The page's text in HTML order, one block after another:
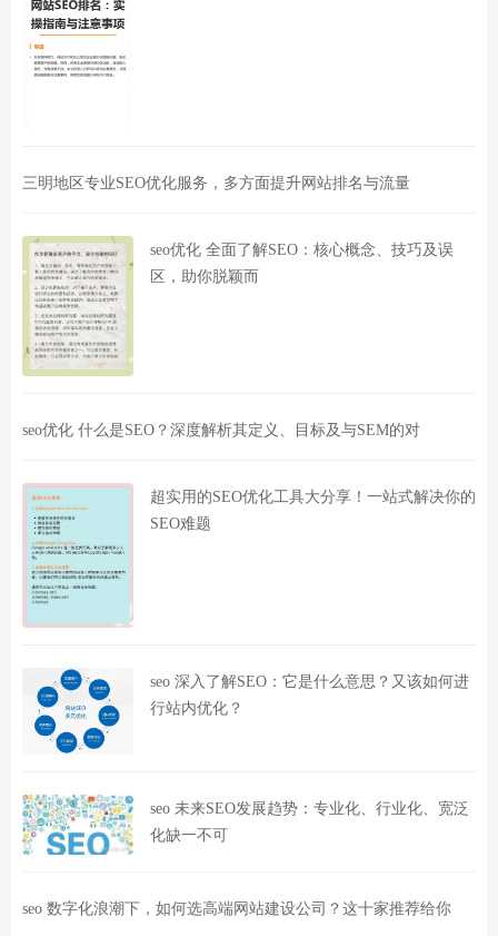
三明地区专业SEO优化服务，多方面提升网站排名与流量
seo优化 全面了解SEO：核心概念、技巧及误
区，助你脱颖而
seo优化 什么是SEO？深度解析其定义、目标及与SEM的对
超实用的SEO优化工具大分享！一站式解决你的
SEO难题
seo 深入了解SEO：它是什么意思？又该如何进
行站内优化？
seo 未来SEO发展趋势：专业化、行业化、宽泛
化缺一不可
seo 数字化浪潮下，如何选高端网站建设公司？这十家推荐给你